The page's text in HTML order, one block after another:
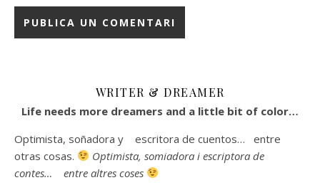
WRITER & DREAMER
Life needs more dreamers and a little bit of color…
Optimista, soñadora y escritora de cuentos… entre
otras cosas.
Optimista, somiadora i escriptora de
contes… entre altres coses